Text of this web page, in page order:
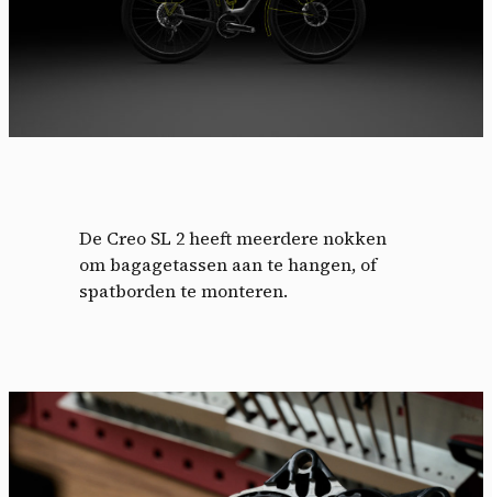
De Creo SL 2 heeft meerdere nokken
om bagagetassen aan te hangen, of
spatborden te monteren.